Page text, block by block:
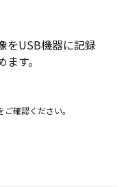
をUSB機器に記録
す。
ご確認ください。